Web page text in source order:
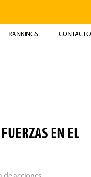
RANKINGS CONTACTO
EN EL